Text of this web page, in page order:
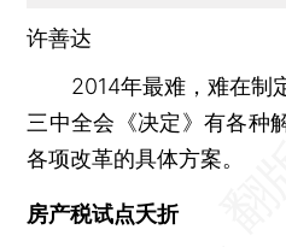
许善达
2014年最难，难在制
三中全会《决定》有各种
各项改革的具体方案。
房产税试点夭折